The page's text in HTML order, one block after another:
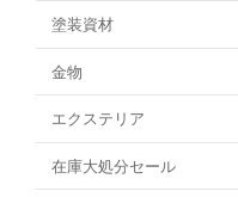
塗装資材
金物
エクステリア
在庫大処分セール